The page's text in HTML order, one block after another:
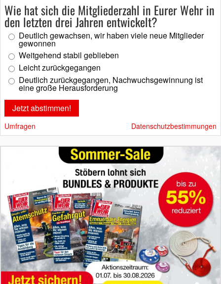
Wie hat sich die Mitgliederzahl in Eurer Wehr in
den letzten drei Jahren entwickelt?
Deutlich gewachsen, wir haben viele neue Mitglieder
gewonnen
Weitgehend stabil geblieben
Leicht zurückgegangen
Deutlich zurückgegangen, Nachwuchsgewinnung ist
eine große Herausforderung
Umfragen Datenschutzbestimmungen